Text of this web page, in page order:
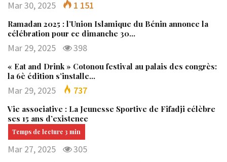
Mar 30, 2025 1 151
Ramadan 2025 : l’Union Islamique du Bénin annonce la
célébration pour ce dimanche 30…
Mar 29, 2025 398
« Eat and Drink » Cotonou festival au palais des congrès:
la 6è édition s’installe…
Mar 29, 2025 737
Vie associative : La Jeunesse Sportive de Fifadji célèbre
ses 15 ans d’existence
Mar 27, 2025 305